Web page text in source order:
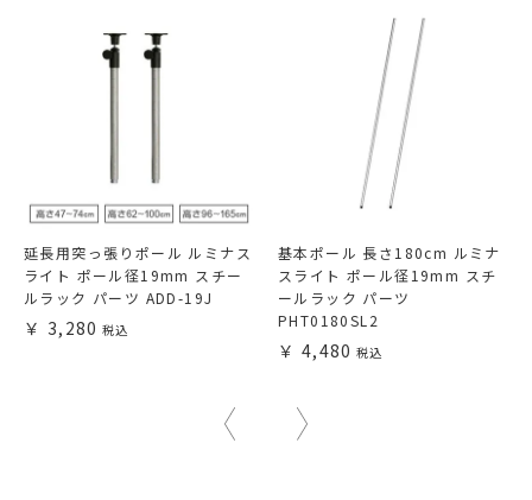
延長用突っ張りポール ルミナス
ライト ポール径19mm スチー
ルラック パーツ ADD-19J
3,280
基本ポール 長さ180cm ルミナ
スライト ポール径19mm スチ
ールラック パーツ
PHT0180SL2
4,480